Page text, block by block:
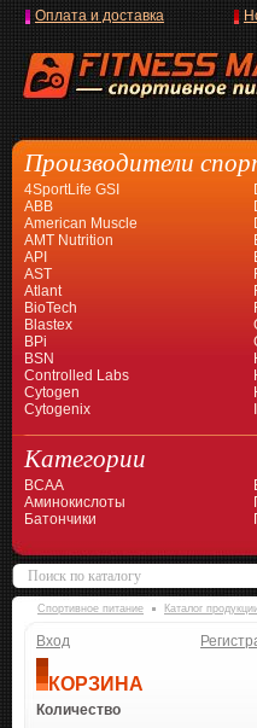
Оплата и доставка
Производители
4SportLife GSI
ABB
American Muscle
AMT Nutrition
API
AST
Atlant
BioTech
Blastex
BPi
BSN
Controlled Labs
Cytogen
Cytogenix
Категории
BCAA
Аминокислоты
Батончики
Спортивное питание Каталог
Вход
КОРЗИНА
Количество